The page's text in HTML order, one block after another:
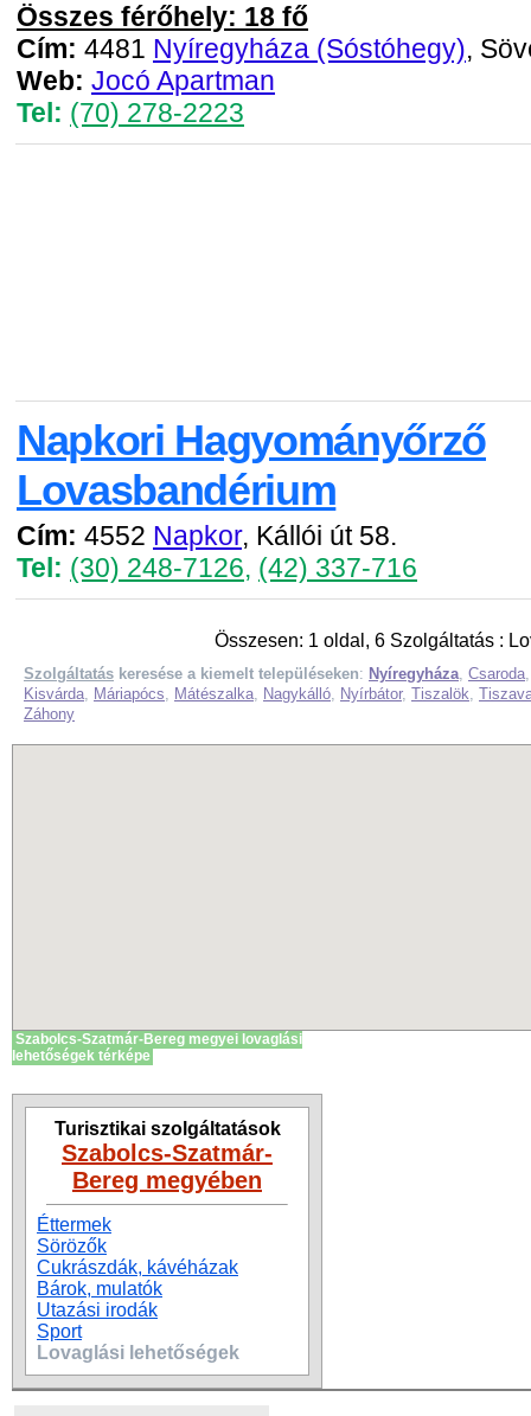
Összes férőhely: 18 fő
Cím: 4481 Nyíregyháza (Sóstóhegy),
Web: Jocó Apartman
Tel: (70) 278-2223
Napkori Hagyományőrző
Lovasbandérium
Cím: 4552 Napkor, Kállói út 58.
Tel: (30) 248-7126, (42) 337-716
Összesen: 1 oldal, 6 Szolgáltatás :
Szolgáltatás keresése a kiemelt településeken: Nyíregyháza, Csaroda
Kisvárda, Máriapócs, Mátészalka, Nagykálló, Nyírbátor, Tiszalök,
Záhony
Szabolcs-Szatmár-Bereg megyei lovaglási
lehetőségek térképe
Turisztikai szolgáltatások
Szabolcs-Szatmár-
Bereg megyében
Éttermek
Sörözők
Cukrászdák, kávéházak
Bárok, mulatók
Utazási irodák
Sport
Lovaglási lehetőségek